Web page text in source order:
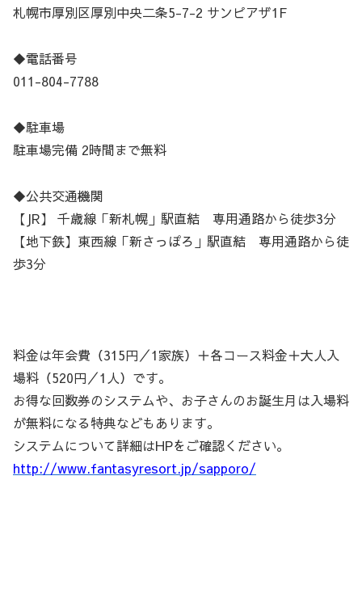
札幌市厚別区厚別中央二条5-7-2 サンピアザ1F
◆電話番号
011-804-7788
◆駐車場
駐車場完備 2時間まで無料
◆公共交通機関
【JR】 千歳線「新札幌」駅直結 専用通路から徒歩3分
【地下鉄】東西線「新さっぽろ」駅直結 専用通路から徒
歩3分
料金は年会費（315円／1家族）＋各コース料金＋大人入
場料（520円／1人）です。
お得な回数券のシステムや、お子さんのお誕生月は入場料
が無料になる特典などもあります。
システムについて詳細はHPをご確認ください。
http://www.fantasyresort.jp/sapporo/